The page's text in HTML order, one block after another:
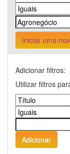
Iniciar uma
Adicionar filtros:
Utilizar filtros